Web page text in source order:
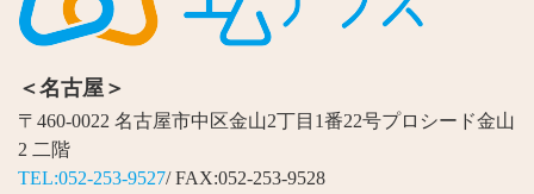
＜名古屋＞
〒460-0022 名古屋市中区金山2丁目1番22号プロシード金山
2 二階
TEL:052-253-9527/ FAX:052-253-9528